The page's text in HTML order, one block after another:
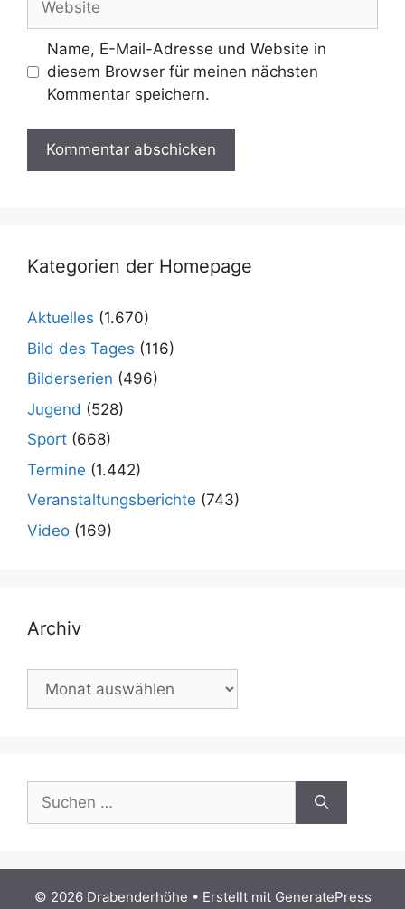
Name, E-Mail-Adresse und Website in
diesem Browser für meinen nächsten
Kommentar speichern.
Kategorien der Homepage
Aktuelles (1.670)
Bild des Tages (116)
Bilderserien (496)
Jugend (528)
Sport (668)
Termine (1.442)
Veranstaltungsberichte (743)
Video (169)
Archiv
Archiv
nach:
© 2026 Drabenderhöhe • Erstellt mit GeneratePress